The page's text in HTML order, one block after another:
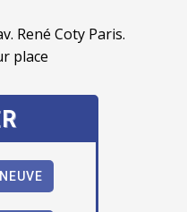
René Coty Paris.
place